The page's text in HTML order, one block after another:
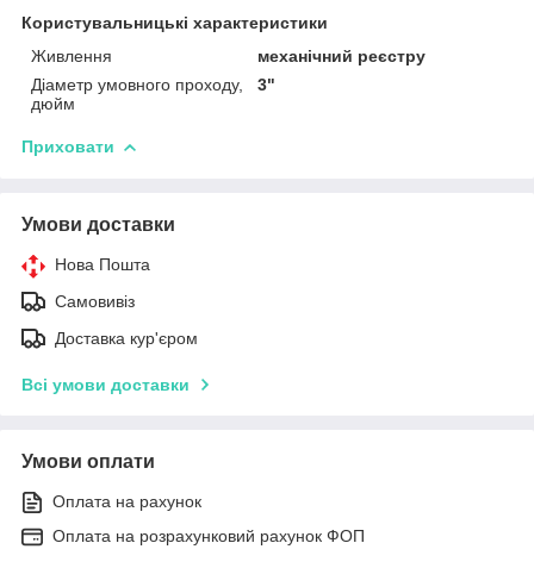
Користувальницькі характеристики
Живлення
механічний реєстру
Діаметр умовного проходу,
дюйм
3"
Приховати
Умови доставки
Нова Пошта
Самовивіз
Доставка кур'єром
Всі умови доставки
Умови оплати
Оплата на рахунок
Оплата на розрахунковий рахунок ФОП